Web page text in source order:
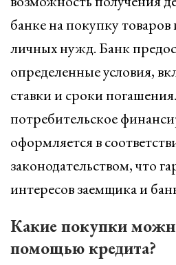
банке на покупку товаров
личных нужд. Банк
определенные условия,
ставки и сроки
потребительское
оформляется в
законодательством, что
интересов заемщика и
Какие покупки
помощью кредита?